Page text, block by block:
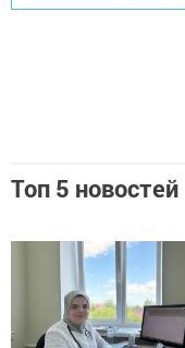
Топ 5 новостей